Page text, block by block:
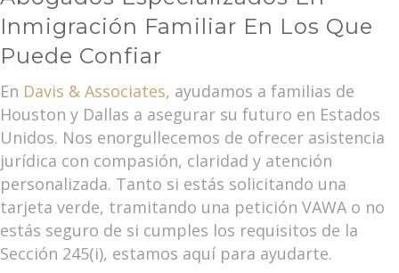
Inmigración Familiar En Los Que
Puede Confiar
En Davis & Associates, ayudamos a familias de
Houston y Dallas a asegurar su futuro en Estados
Unidos. Nos enorgullecemos de ofrecer asistencia
jurídica con compasión, claridad y atención
personalizada. Tanto si estás solicitando una
tarjeta verde, tramitando una petición VAWA o no
estás seguro de si cumples los requisitos de la
Sección 245(i), estamos aquí para ayudarte.